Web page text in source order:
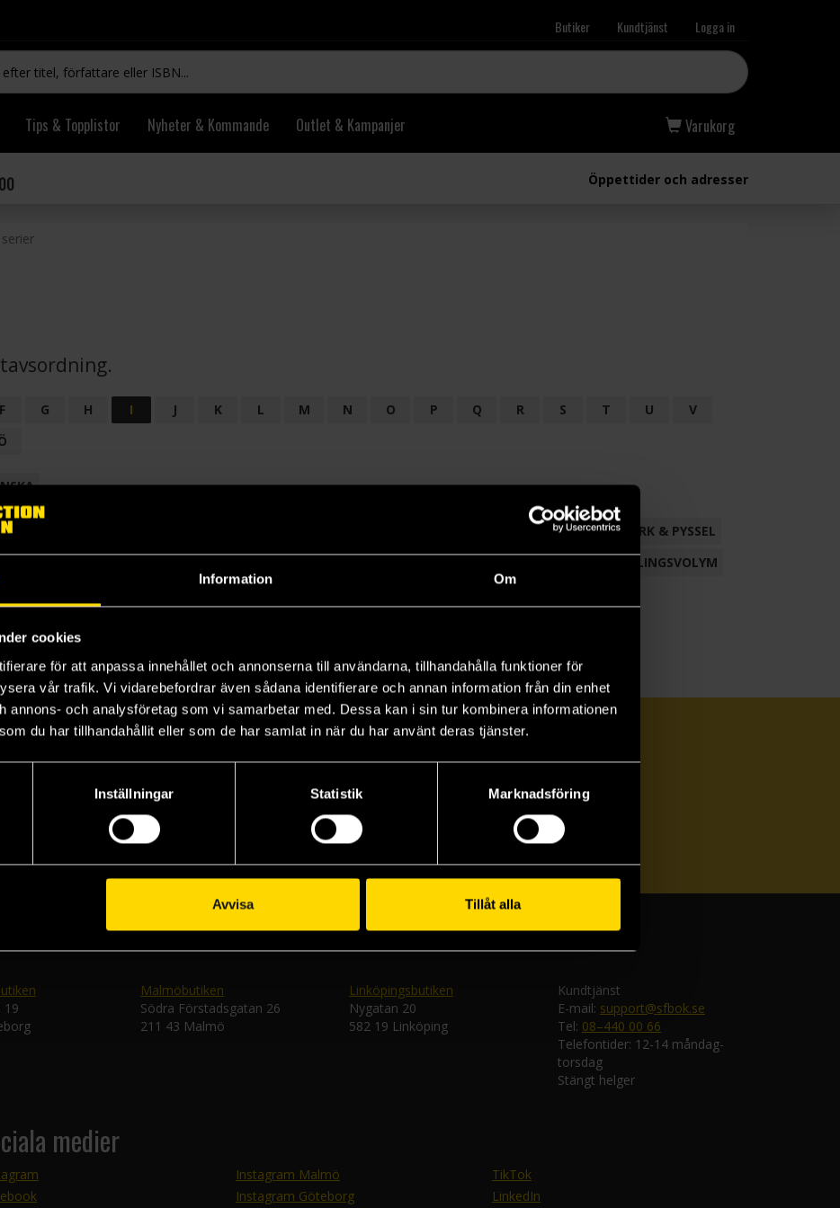
Information Om
cookies
för att anpassa innehållet och annonserna till användarna, tillhandahålla funktioner för
vår trafik. Vi vidarebefordrar även sådana identifierare och annan information från din enhet
annons- och analysföretag som vi samarbetar med. Dessa kan i sin tur kombinera informationen
du har tillhandahållit eller som de har samlat in när du har använt deras tjänster.
Inställningar Statistik Marknadsföring
Avvisa Tillåt alla
Butiker Kundtjänst Logga in
Tips & Topplistor Nyheter & Kommande Outlet & Kampanjer Varukorg
Öppettider och adresser
F G H I J K L M N O P Q R S T U
V
FACKLITTERATUR
HANTVERK & PYSSEL
SAMLINGSVOLYM
Prenumerera på vårt nyhetsbrev
19
Malmöbutiken
Södra Förstadsgatan 26
211 43 Malmö
Linköpingsbutiken
Nygatan 20
582 19 Linköping
Kundtjänst
E-mail: support@sfbok.se
Tel: 08–440 00 66
Telefontider: 12-14 måndag-
torsdag
Stängt helger
medier
Instagram Malmö
Instagram Göteborg
TikTok
LinkedIn